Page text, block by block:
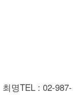
명TEL : 02-987-